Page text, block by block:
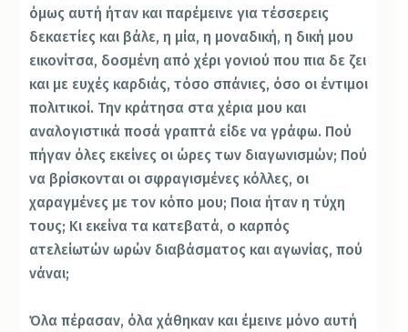
όμως αυτή ήταν και παρέμεινε για τέσσερεις
δεκαετίες και βάλε, η μία, η μοναδική, η δική μου
εικονίτσα, δοσμένη από χέρι γονιού που πια δε ζει
και με ευχές καρδιάς, τόσο σπάνιες, όσο οι έντιμοι
πολιτικοί. Την κράτησα στα χέρια μου και
αναλογιστικά ποσά γραπτά είδε να γράφω. Πού
πήγαν όλες εκείνες οι ώρες των διαγωνισμών; Πού
να βρίσκονται οι σφραγισμένες κόλλες, οι
χαραγμένες με τον κόπο μου; Ποια ήταν η τύχη
τους; Κι εκείνα τα κατεβατά, ο καρπός
ατελείωτών ωρών διαβάσματος και αγωνίας, πού
νάναι;
Όλα πέρασαν, όλα χάθηκαν και έμεινε μόνο αυτή